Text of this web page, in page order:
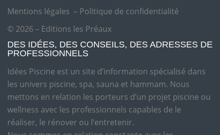
Mentions légales – Politique de confidentialité
© 2026 – Editions les Préaux
DES IDÉES, DES CONSEILS, DES ADRESSES DE
PROFESSIONNELS
Idées Piscine est un site d’information spécialisé dans
les univers piscine, spa, sauna et hammam. Nous
mettons en relation les porteurs d’un projet piscine ou
wellness avec les professionnels capables de le
réaliser, le rénover ou l’entretenir.